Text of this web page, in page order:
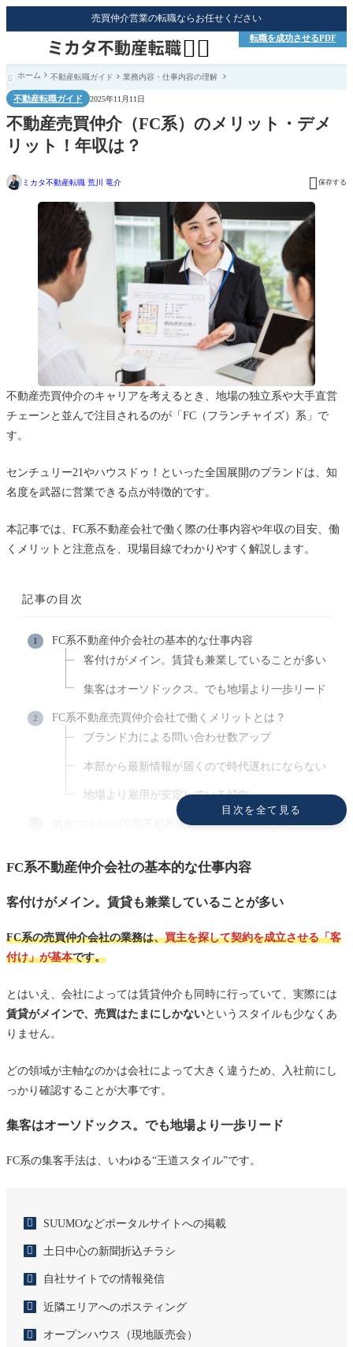
売買仲介営業の転職ならお任せください
 転職を成功させるPDF
 ホーム 不動産転職ガイド 業務内容・仕事内容の理解
不動産転職ガイド 2025年11月11日
不動産売買仲介（FC系）のメリット・デメ
リット！年収は？
ミカタ不動産転職 荒川 竜介  保存する
不動産売買仲介のキャリアを考えるとき、地場の独立系や大手直営
チェーンと並んで注目されるのが「FC（フランチャイズ）系」で
す。
センチュリー21やハウスドゥ！といった全国展開のブランドは、知
名度を武器に営業できる点が特徴的です。
本記事では、FC系不動産会社で働く際の仕事内容や年収の目安、働
くメリットと注意点を、現場目線でわかりやすく解説します。
記事の目次
目次を全て見る
FC系不動産仲介会社の基本的な仕事内容
客付けがメイン。賃貸も兼業していることが多い
集客はオーソドックス。でも地場より一歩リード
FC系不動産売買仲介会社で働くメリットとは？
ブランド力による問い合わせ数アップ
本部から最新情報が届くので時代遅れにならない
地場より雇用が安定している傾向
気をつけたいFC系不動産売買仲介のデメリット
インセンティブはやや抑えめになることも
FC系不動産売買仲介の年収レンジと給与体系
まとめ：FCは「ブランド力＋自力で勝負したい人」に
向いている
FC系不動産仲介会社の基本的な仕事内容
客付けがメイン。賃貸も兼業していることが多い
FC系の売買仲介会社の業務は、買主を探して契約を成立させる「客
付け」が基本です。
とはいえ、会社によっては賃貸仲介も同時に行っていて、実際には
賃貸がメインで、売買はたまにしかないというスタイルも少なくあ
りません。
どの領域が主軸なのかは会社によって大きく違うため、入社前にし
っかり確認することが大事です。
集客はオーソドックス。でも地場より一歩リード
FC系の集客手法は、いわゆる“王道スタイル”です。
SUUMOなどポータルサイトへの掲載
土日中心の新聞折込チラシ
自社サイトでの情報発信
近隣エリアへのポスティング
オープンハウス（現地販売会）